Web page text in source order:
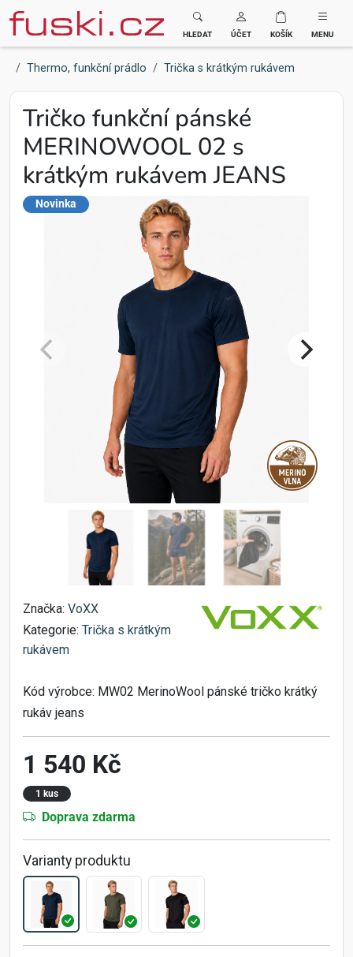
Fuski BOMA
HLEDAT ÚČET KOŠÍK MENU
Thermo, funkční prádlo Trička s krátkým rukávem
Tričko funkční pánské
MERINOWOOL 02 s
krátkým rukávem JEANS
Novinka
Značka: VoXX
Kategorie: Trička s krátkým
rukávem
Kód výrobce: MW02 MerinoWool pánské tričko krátký
rukáv jeans
1 540 Kč
1 kus
Doprava zdarma
Varianty produktu